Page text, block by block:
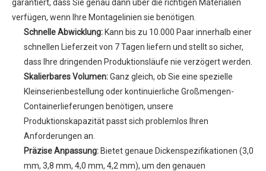
garantiert, dass Sie genau dann über die richtigen Materialien
verfügen, wenn Ihre Montagelinien sie benötigen.
Schnelle Abwicklung: Kann bis zu 10.000 Paar innerhalb einer
schnellen Lieferzeit von 7 Tagen liefern und stellt so sicher,
dass Ihre dringenden Produktionsläufe nie verzögert werden.
Skalierbares Volumen:Ganz gleich, ob Sie eine spezielle
Kleinserienbestellung oder kontinuierliche Großmengen-
Containerlieferungen benötigen, unsere
Produktionskapazität passt sich problemlos Ihren
Anforderungen an.
Präzise Anpassung: Bietet genaue Dickenspezifikationen (3,0
mm, 3,8 mm, 4,0 mm, 4,2 mm), um den genauen